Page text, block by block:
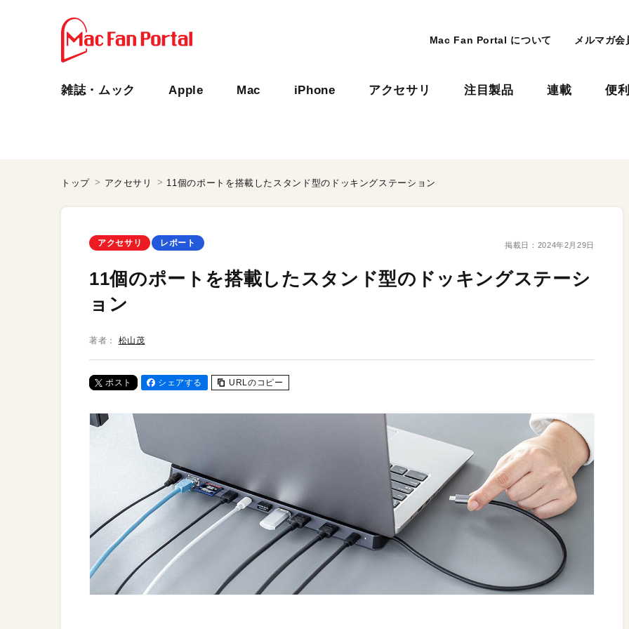
Mac Fan Portal について メルマガ会
雑誌・ムック Apple Mac iPhone アクセサリ 注目製品 連載 便
トップ アクセサリ 11個のポートを搭載したスタンド型のドッキングステーション
アクセサリ レポート 掲載日： 2024年2月29日
11個のポートを搭載したスタンド型のドッキングステーシ
ョン
著者： 松山茂
ポスト シェアする URLのコピー